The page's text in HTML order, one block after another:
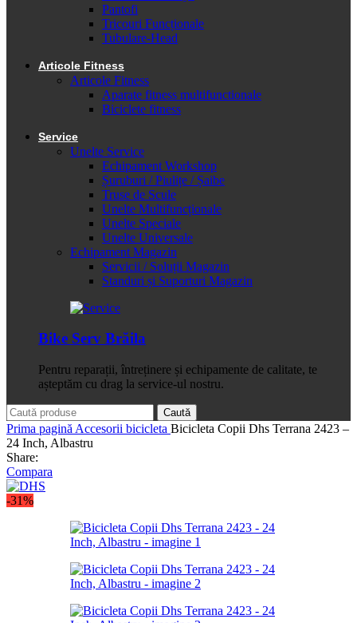
Pantofi
Tricouri Funcționale
Tubulare-Head
Articole Fitness
Articole Fitness
Aparate fitness multifunctionale
Biciclete fitness
Service
Unelte Service
Echipament Workshop
Șuruburi / Piulițe / Șaibe
Truse de Scule
Unelte Multifuncționale
Unelte Speciale
Unelte Universale
Echipament Magazin
Servicii / Soluții Magazin
Standuri și Suporturi Magazin
Bike Serv Brăila
Pentru reparații, întreținere și echipamente de calitate, te
așteptăm cu drag la service-ul nostru.
Caută
Prima pagină Accesorii bicicleta Bicicleta Copii Dhs Terrana 2423 –
24 Inch, Albastru
Share:
Compara
-31%